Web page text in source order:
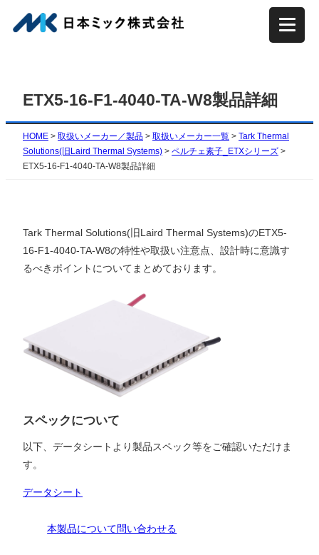
容
プ
ETX5-16-F1-4040-TA-W8製品詳細
HOME > 取扱いメーカー／製品 > 取扱いメーカー一覧 > Tark Thermal
Solutions(旧Laird Thermal Systems) > ペルチェ素子_ETXシリーズ >
ETX5-16-F1-4040-TA-W8製品詳細
Tark Thermal Solutions(旧Laird Thermal Systems)のETX5-
16-F1-4040-TA-W8の特性や取扱い注意点、設計時に意識す
るべきポイントについてまとめております。
スペックについて
以下、データシートより製品スペック等をご確認いただけま
す。
データシート
本製品について問い合わせる